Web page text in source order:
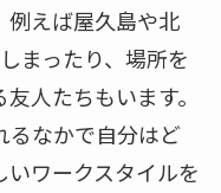
例えば屋久島や北
まったり、場所を
人たちもいます。
るなかで自分はど
ワークスタイルを